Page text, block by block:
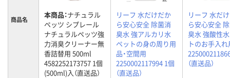
商品名 本商品：ナチュラル
ペッツ シプレール
ナチュラルペッツ強
力消臭クリーナー無
香詰替用 500ml
4582252173757 1個
(500ml)入（直送品）
リーフ 水だけだか
ら安心安全 除菌消
臭水 強アルカリ水
ペットの身の周り用
品・空間用
2250002117994 1個
（直送品）
リーフ 水だ
ら安心安全
臭水 強酸性
トのお手入れ
（直送品）